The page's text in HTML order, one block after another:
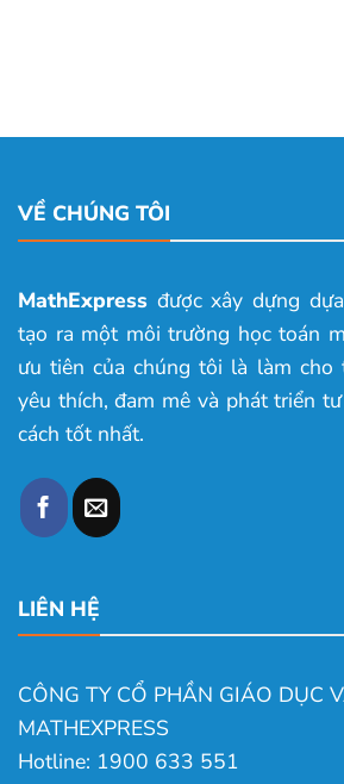
VỀ CHÚNG TÔI
MathExpress được xây dựng
tạo ra một môi trường học toán
ưu tiên của chúng tôi là làm cho
yêu thích, đam mê và phát triển
cách tốt nhất.
LIÊN HỆ
CÔNG TY CỔ PHẦN GIÁO DỤC
MATHEXPRESS
Hotline: 1900 633 551